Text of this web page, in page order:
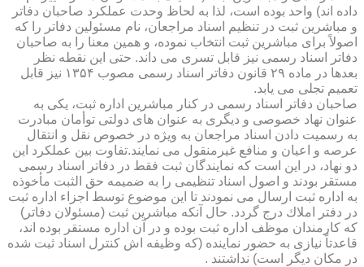
داده اند) واحد بوده است، لذا به لحاظ وحدت عملكرد صاحبان دفاتر
و مباشرین ثبت در تنظیم اسناد مراجعان، نام مسئولین دفاتر را كه
اصولاً برای مباشرین ثبت انتخاب نموده، و همین معنا را به صاحبان
دفاتر اسناد رسمی نیز قابل تسری می داند. حتی این نقطه نظر
بعدها در ماده ۲۹ قانون دفاتر اسناد رسمی مصوب ۱۳۵۴ نیز قابل
تعمیم تجلی می یابد.
صاحبان دفاتر اسناد رسمی در كنار مباشرین اداره ثبت، یكی به
عنوان نهاد خصوصی و دیگری به عنوان های دولتی توأمان مبادرت
به رسمیت دادن اسناد مراجعان به ویژه در خصوص نقل و انتقال
عرصه و اعیان و منافع غیرمنقول می نمایند.تفاوت بین عملكرد این
دو نهاد، در این است كه نمایندگان ثبت فقط در دفاتر اسناد رسمی
مستقر بودند و اصول اسناد تنظیمی را به ضمیمه حق الثبت مأخوذه
به اداره ثبت ارسال می نمودند تا این موضوع توسط اجزاء اداره ثبت
در دفتر املاك درج گردد. حال آنكه مباشرین ثبت (مسئولان دفاتر)
كه كارمندان موظف اداره ثبت بوده و در آن اداره مستقر بوده اند،
قاعدتاً نیازی به حضور نماینده (كه وظیفه اش كنترل اسناد ثبت شده
در مكان دیگر است) نداشتند .